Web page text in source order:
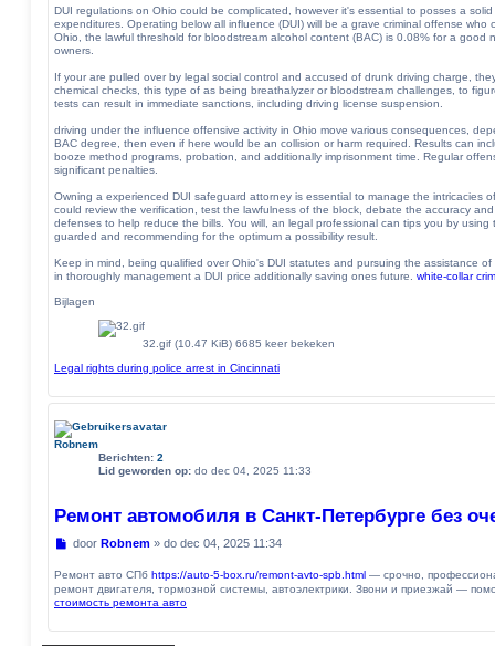
r
i
c
h
DUI regulations on Ohio could be complicated, however it's essential to posses a
expenditures. Operating below all influence (DUI) will be a grave criminal offense
Ohio, the lawful threshold for bloodstream alcohol content (BAC) is 0.08% for a good
owners.
If your are pulled over by legal social control and accused of drunk driving charge,
chemical checks, this type of as being breathalyzer or bloodstream challenges, to
tests can result in immediate sanctions, including driving license suspension.
driving under the influence offensive activity in Ohio move various consequences,
BAC degree, then even if here would be an collision or harm required. Results can
booze method programs, probation, and additionally imprisonment time. Regular
significant penalties.
Owning a experienced DUI safeguard attorney is essential to manage the intricacies
could review the verification, test the lawfulness of the block, debate the accuracy
defenses to help reduce the bills. You will, an legal professional can tips you by
guarded and recommending for the optimum a possibility result.
Keep in mind, being qualified over Ohio's DUI statutes and pursuing the assistance
in thoroughly management a DUI price additionally saving ones future. white-collar
Bijlagen
32.gif (10.47 KiB) 6685 keer bekeken
Legal rights during police arrest in Cincinnati
Robnem
Berichten: 2
Lid geworden op: do dec 04, 2025 11:33
Ремонт автомобиля в Санкт-Петербурге без
B
r
i
c
t
door Robnem» do dec 04, 2025 11:34
Ремонт авто СПб https://auto-5-box.ru/remont-avto-spb.html — срочно,
ремонт двигателя, тормозной системы, автоэлектрики. Звони и приезжай —
стоимость ремонта авто